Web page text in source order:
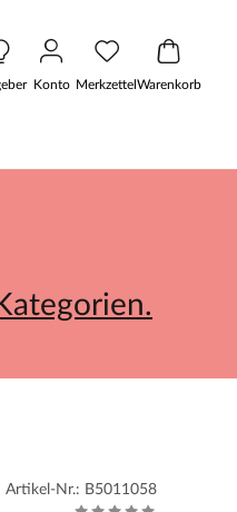
Konto MerkzettelWarenkorb
Artikel-Nr.: B5011058